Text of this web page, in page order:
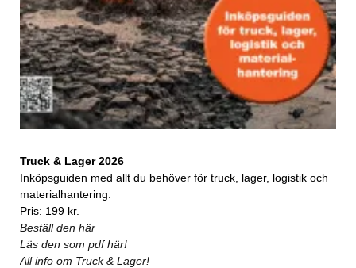
Truck & Lager 2026
Inköpsguiden med allt du behöver för truck, lager, logistik och
materialhantering.
Pris: 199 kr.
Beställ den här
Läs den som pdf här!
All info om Truck & Lager!